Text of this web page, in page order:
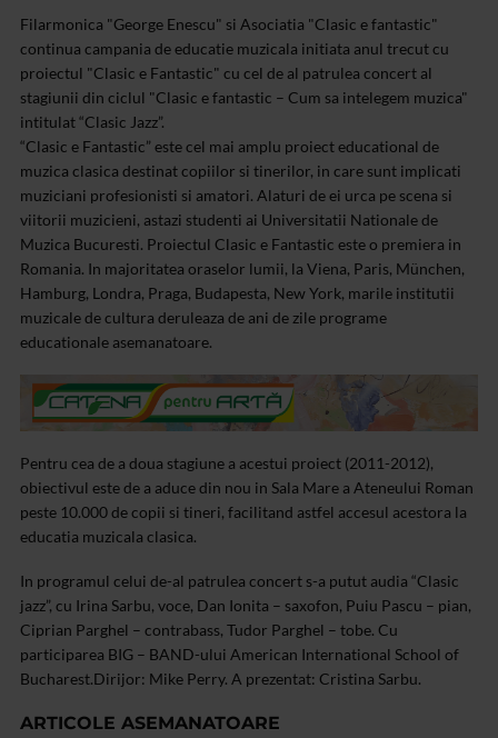
Filarmonica "George Enescu" si Asociatia "Clasic e fantastic"
continua campania de educatie muzicala initiata anul trecut cu
proiectul "Clasic e Fantastic" cu cel de al patrulea concert al
stagiunii din ciclul "Clasic e fantastic – Cum sa intelegem muzica"
intitulat “Clasic Jazz”.
“Clasic e Fantastic” este cel mai amplu proiect educational de
muzica clasica destinat copiilor si tinerilor, in care sunt implicati
muziciani profesionisti si amatori. Alaturi de ei urca pe scena si
viitorii muzicieni, astazi studenti ai Universitatii Nationale de
Muzica Bucuresti. Proiectul Clasic e Fantastic este o premiera in
Romania. In majoritatea oraselor lumii, la Viena, Paris, München,
Hamburg, Londra, Praga, Budapesta, New York, marile institutii
muzicale de cultura deruleaza de ani de zile programe
educationale asemanatoare.
Pentru cea de a doua stagiune a acestui proiect (2011-2012),
obiectivul este de a aduce din nou in Sala Mare a Ateneului Roman
peste 10.000 de copii si tineri, facilitand astfel accesul acestora la
educatia muzicala clasica.
In programul celui de-al patrulea concert s-a putut audia “Clasic
jazz”, cu Irina Sarbu, voce, Dan Ionita – saxofon, Puiu Pascu – pian,
Ciprian Parghel – contrabass, Tudor Parghel – tobe. Cu
participarea BIG – BAND-ului American International School of
Bucharest.Dirijor: Mike Perry. A prezentat: Cristina Sarbu.
ARTICOLE ASEMANATOARE